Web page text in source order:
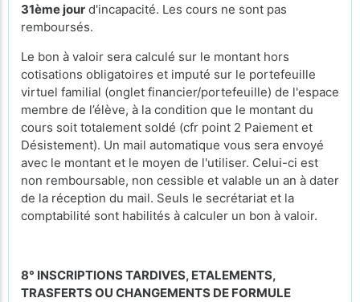
31ème jour d'incapacité. Les cours ne sont pas
remboursés.
Le bon à valoir sera calculé sur le montant hors
cotisations obligatoires et imputé sur le portefeuille
virtuel familial (onglet financier/portefeuille) de l'espace
membre de l’élève, à la condition que le montant du
cours soit totalement soldé (cfr point 2 Paiement et
Désistement). Un mail automatique vous sera envoyé
avec le montant et le moyen de l'utiliser. Celui-ci est
non remboursable, non cessible et valable un an à dater
de la réception du mail. Seuls le secrétariat et la
comptabilité sont habilités à calculer un bon à valoir.
8° INSCRIPTIONS TARDIVES, ETALEMENTS,
TRASFERTS OU CHANGEMENTS DE FORMULE